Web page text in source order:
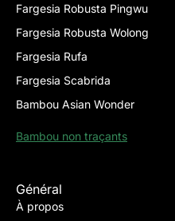
Fargesia Robusta Pingwu
Fargesia Robusta Wolong
Fargesia Rufa
Fargesia Scabrida
Bambou Asian Wonder
Bambou non traçants
Général
À propos